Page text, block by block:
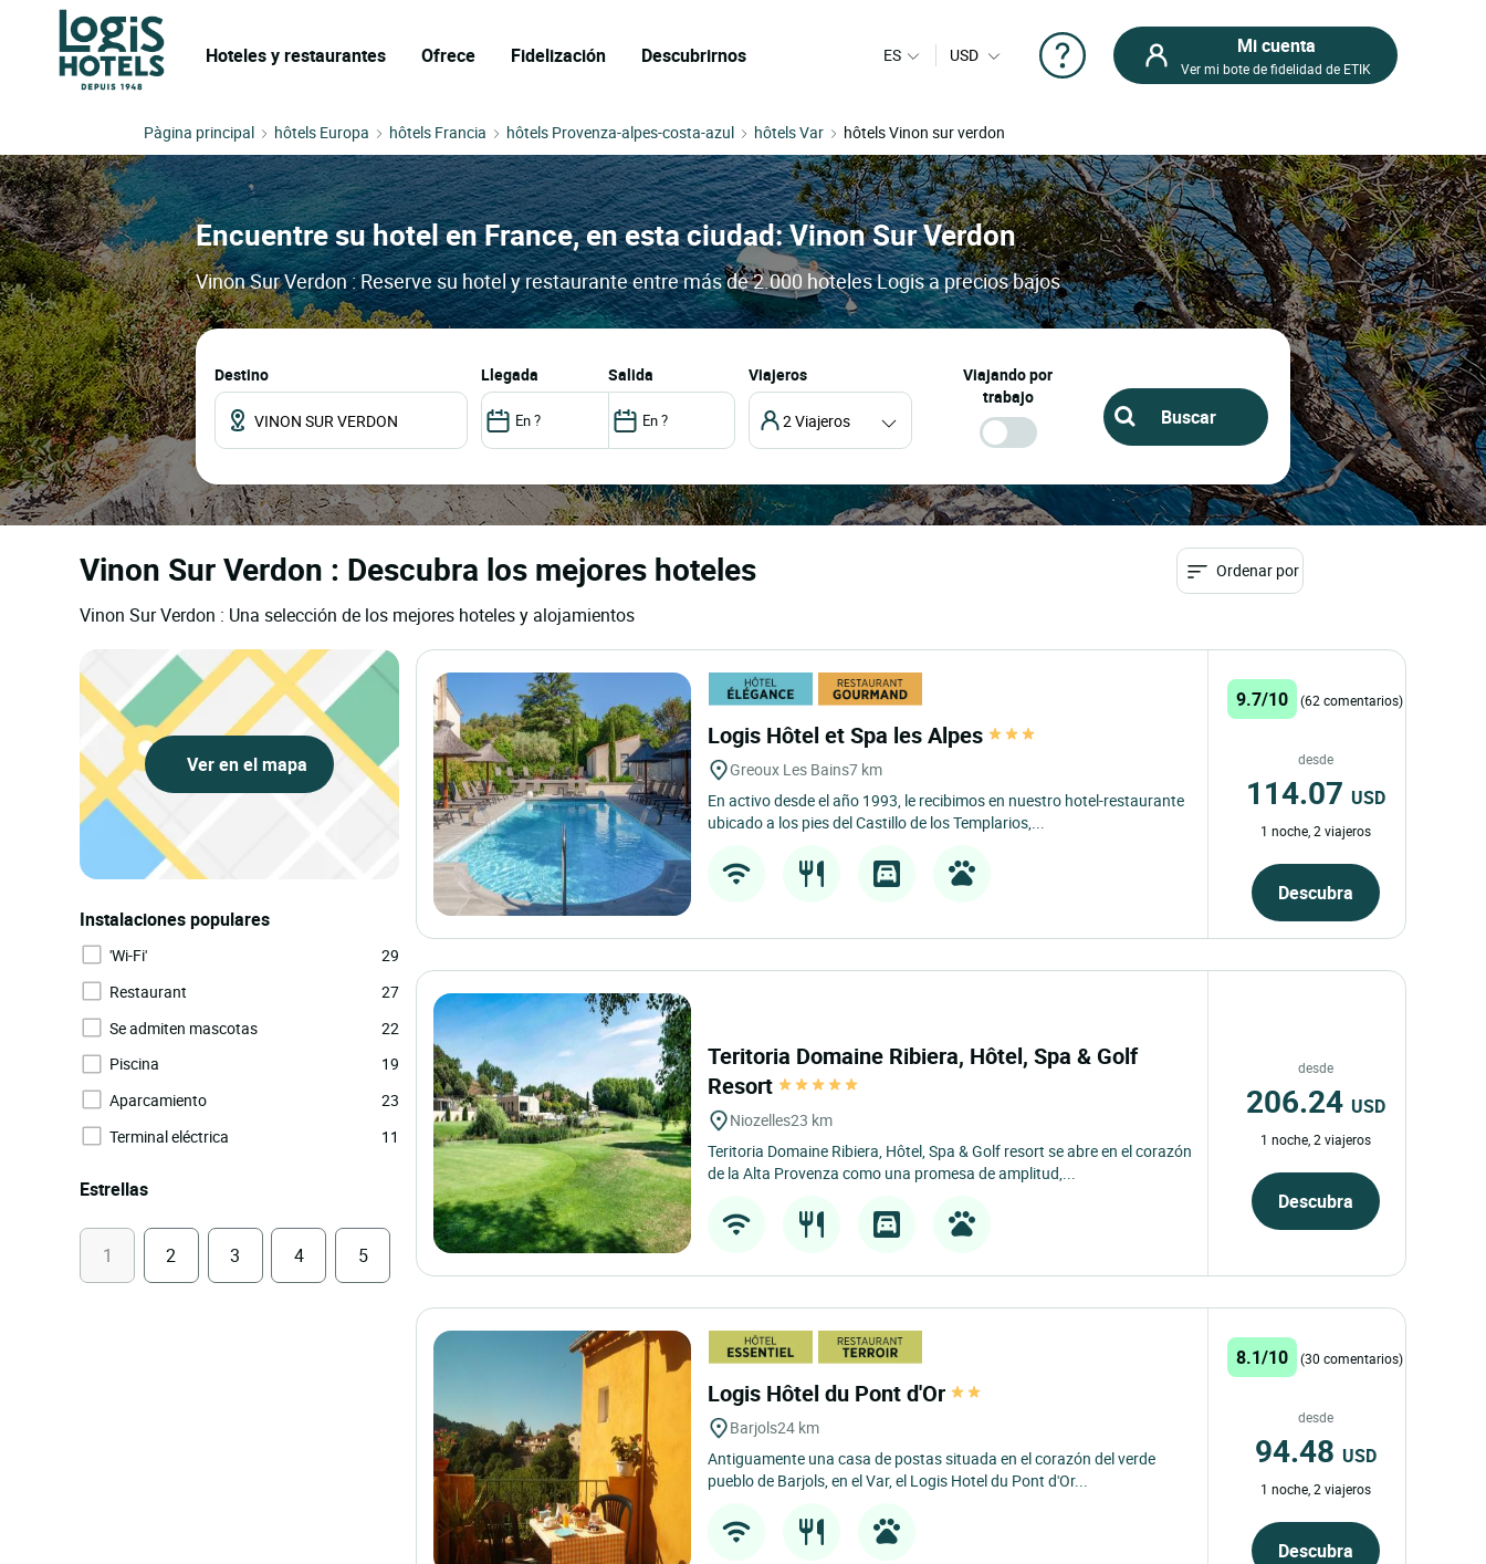
Hoteles y restaurantes Ofrece Fidelización Descubrirnos ES USD Mi cuenta
Ver mi bote de fidelidad de ETIK
Pàgina principal hôtels Europa hôtels Francia hôtels Provenza-alpes-costa-azul hôtels Var hôtels Vinon sur verdon
Encuentre su hotel en France, en esta ciudad: Vinon Sur Verdon
Vinon Sur Verdon : Reserve su hotel y restaurante entre más de 2.000 hoteles Logis a precios bajos
Destino llegada salida Viajeros
2 Viajeros
Viajando por
trabajo
Vinon Sur Verdon : Descubra los mejores hoteles
Vinon Sur Verdon : Una selección de los mejores hoteles y alojamientos
Ordenar por
Ver en el mapa
Instalaciones populares
'Wi-Fi'
29
Restaurant
27
Se admiten mascotas
22
Piscina
19
Aparcamiento
23
Terminal eléctrica
11
Estrellas
1 2 3 4 5
Logis Hôtel et Spa les Alpes
Greoux Les Bains7 km
En activo desde el año 1993, le recibimos en nuestro hotel-restaurante
ubicado a los pies del Castillo de los Templarios,...
9.7/10 (62 comentarios)
desde
114.07 USD
1 noche, 2 viajeros
Descubra
Teritoria Domaine Ribiera, Hôtel, Spa & Golf
Resort
Niozelles23 km
Teritoria Domaine Ribiera, Hôtel, Spa & Golf resort se abre en el corazón
de la Alta Provenza como una promesa de amplitud,...
desde
206.24 USD
1 noche, 2 viajeros
Descubra
Logis Hôtel du Pont d'Or
Barjols24 km
Antiguamente una casa de postas situada en el corazón del verde
pueblo de Barjols, en el Var, el Logis Hotel du Pont d'Or...
8.1/10 (30 comentarios)
desde
94.48 USD
1 noche, 2 viajeros
Descubra